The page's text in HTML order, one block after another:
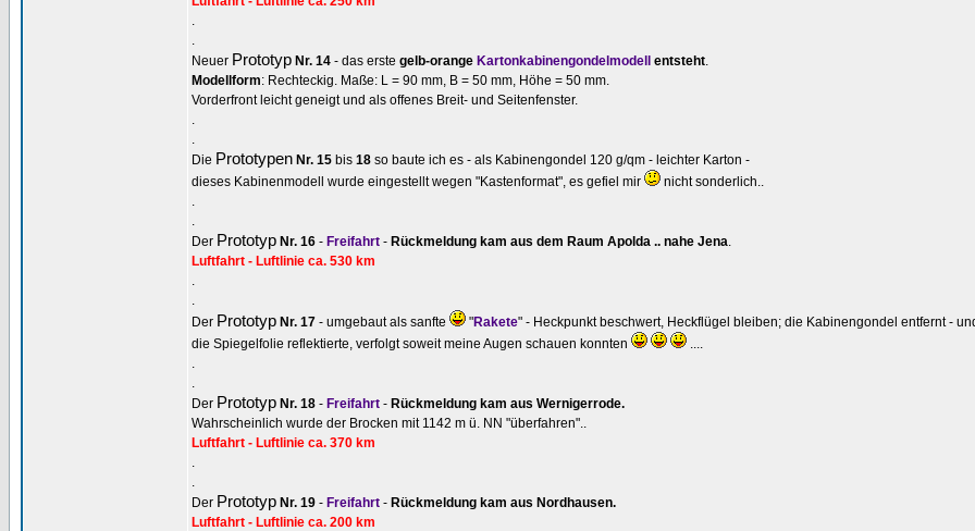
.
.
Neuer Prototyp Nr. 14 - das erste gelb-orange Kartonkabinengondelmodell entsteht.
Modellform: Rechteckig. Maße: L = 90 mm, B = 50 mm, Höhe = 50 mm.
Vorderfront leicht geneigt und als offenes Breit- und Seitenfenster.
.
.
Die Prototypen Nr. 15 bis 18 so baute ich es - als Kabinengondel 120 g/qm - leichter Karton -
dieses Kabinenmodell wurde eingestellt wegen "Kastenformat", es gefiel mir
nicht sonderlich..
.
.
Der Prototyp Nr. 16 - Freifahrt - Rückmeldung kam aus dem Raum Apolda .. nahe Jena.
Luftfahrt - Luftlinie ca. 530 km
.
.
Der Prototyp Nr. 17 - umgebaut als sanfte "Rakete" - Heckpunkt beschwert, Heckflügel bleiben; die Kabinengondel entfernt -
die Spiegelfolie reflektierte, verfolgt soweit meine Augen schauen konnten
....
.
.
Der Prototyp Nr. 18 - Freifahrt - Rückmeldung kam aus Wernigerrode.
Wahrscheinlich wurde der Brocken mit 1142 m ü. NN "überfahren"..
Luftfahrt - Luftlinie ca. 370 km
.
.
Der Prototyp Nr. 19 - Freifahrt - Rückmeldung kam aus Nordhausen.
Luftfahrt - Luftlinie ca. 200 km